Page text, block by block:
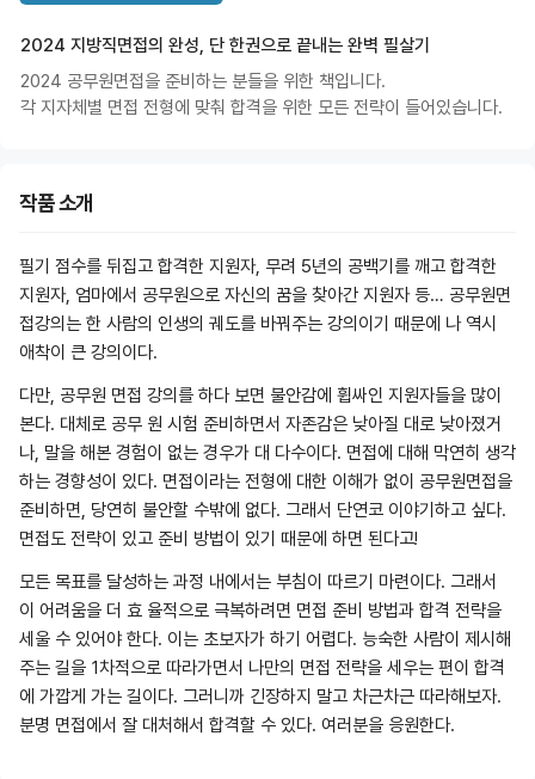
2024 지방직면접의 완성, 단 한권으로 끝내는 완벽 필살기
2024 공무원면접을 준비하는 분들을 위한 책입니다.
각 지자체별 면접 전형에 맞춰 합격을 위한 모든 전략이 들어있습니다.
작품 소개
필기 점수를 뒤집고 합격한 지원자, 무려 5년의 공백기를 깨고 합격한
지원자, 엄마에서 공무원으로 자신의 꿈을 찾아간 지원자 등… 공무원면
접강의는 한 사람의 인생의 궤도를 바꿔주는 강의이기 때문에 나 역시
애착이 큰 강의이다.
다만, 공무원 면접 강의를 하다 보면 불안감에 휩싸인 지원자들을 많이
본다. 대체로 공무 원 시험 준비하면서 자존감은 낮아질 대로 낮아졌거
나, 말을 해본 경험이 없는 경우가 대 다수이다. 면접에 대해 막연히 생각
하는 경향성이 있다. 면접이라는 전형에 대한 이해가 없이 공무원면접을
준비하면, 당연히 불안할 수밖에 없다. 그래서 단연코 이야기하고 싶다.
면접도 전략이 있고 준비 방법이 있기 때문에 하면 된다고!
모든 목표를 달성하는 과정 내에서는 부침이 따르기 마련이다. 그래서
이 어려움을 더 효 율적으로 극복하려면 면접 준비 방법과 합격 전략을
세울 수 있어야 한다. 이는 초보자가 하기 어렵다. 능숙한 사람이 제시해
주는 길을 1차적으로 따라가면서 나만의 면접 전략을 세우는 편이 합격
에 가깝게 가는 길이다. 그러니까 긴장하지 말고 차근차근 따라해보자.
분명 면접에서 잘 대처해서 합격할 수 있다. 여러분을 응원한다.